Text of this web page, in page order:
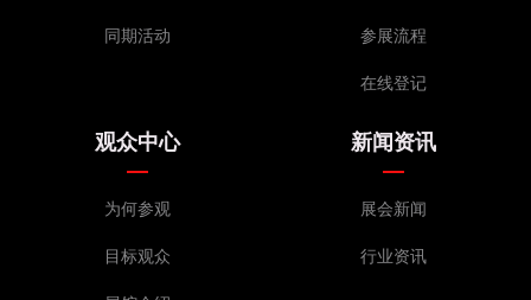
同期活动 参展流程
在线登记
观众中心
为何参观
目标观众
新闻资讯
展会新闻
行业资讯